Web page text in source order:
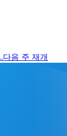
음 주 재개